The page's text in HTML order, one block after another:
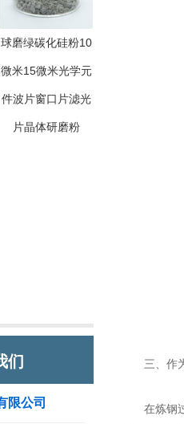
球磨绿碳化硅粉10
微米15微米光学元
件波片窗口片滤光
片晶体研磨粉
们
限公司
三、作为
在炼钢过